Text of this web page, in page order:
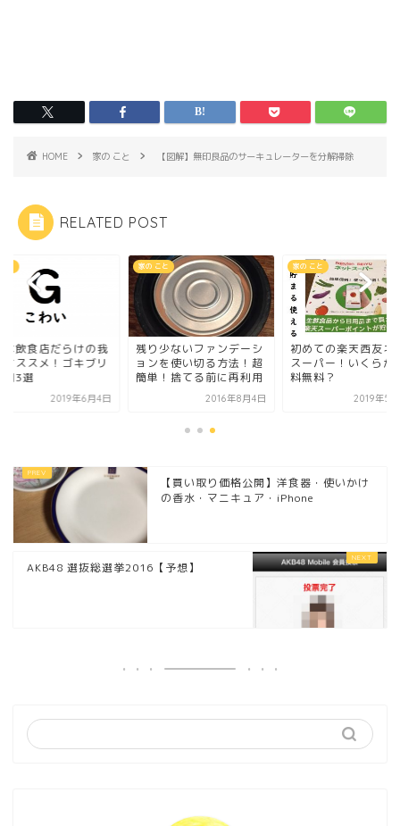
HOME 家の こと 【図解】無印良品のサーキュレーターを分解掃除
RELATED POST
は飲食店だらけの我
オススメ！ゴキブリ
剤3選
2019年6月4日
家の こと
残り少ないファンデーシ
ョンを使い切る方法！超
簡単！捨てる前に再利用
2016年8月4日
家の こと
初めての楽天西友ネ
スーパー！いくらか
料無料？
2019年5
【買い取り価格公開】洋食器・使いかけ
の香水・マニキュア・iPhone
AKB48 選抜総選挙2016【予想】